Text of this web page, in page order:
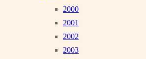
2000
2001
2002
2003